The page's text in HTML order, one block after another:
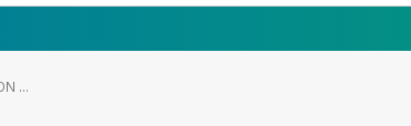
...